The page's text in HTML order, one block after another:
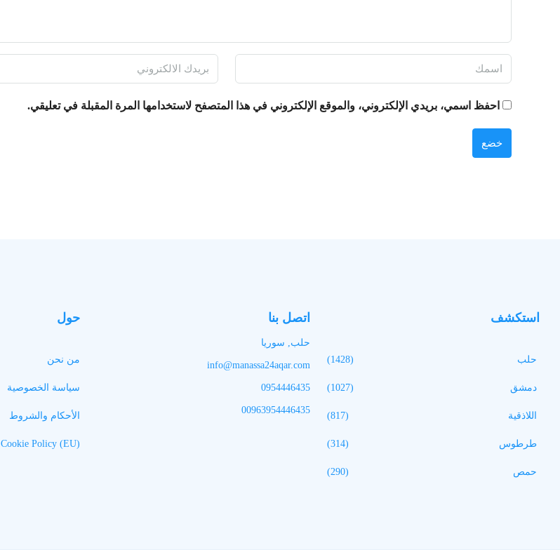
احفظ اسمي، بريدي الإلكتروني، والموقع الإلكتروني في هذا المتصفح لاستخدامها المرة المقبلة في تعليقي.
خضع
استكشف
حلب (1428)
دمشق (1027)
اللاذقية (817)
طرطوس (314)
حمص (290)
اتصل بنا
حلب, سوريا
info@manassa24aqar.com
0954446435
00963954446435
حول
من نحن
سياسة الخصوصية
الأحكام والشروط
Cookie Policy (EU)